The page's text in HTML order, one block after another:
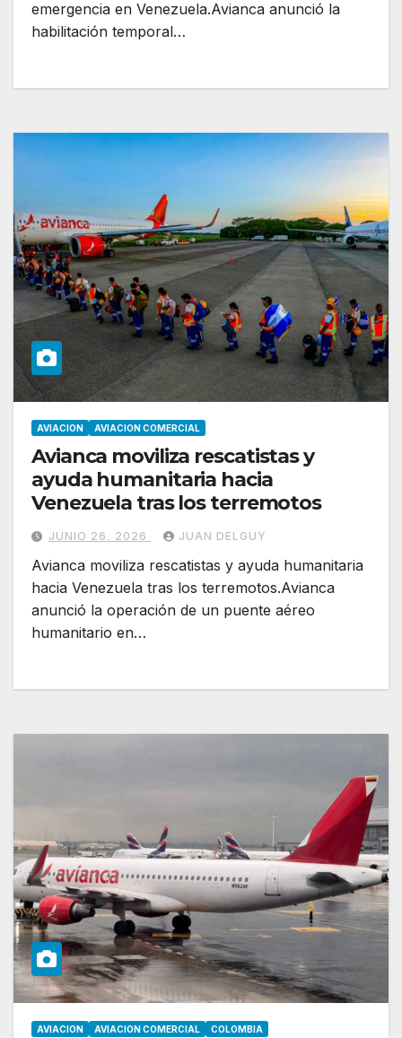
emergencia en Venezuela.Avianca anunció la
habilitación temporal…
AVIACION AVIACION COMERCIAL
Avianca moviliza rescatistas y
ayuda humanitaria hacia
Venezuela tras los terremotos
JUNIO 26, 2026 JUAN DELGUY
Avianca moviliza rescatistas y ayuda humanitaria
hacia Venezuela tras los terremotos.Avianca
anunció la operación de un puente aéreo
humanitario en…
AVIACION AVIACION COMERCIAL COLOMBIA